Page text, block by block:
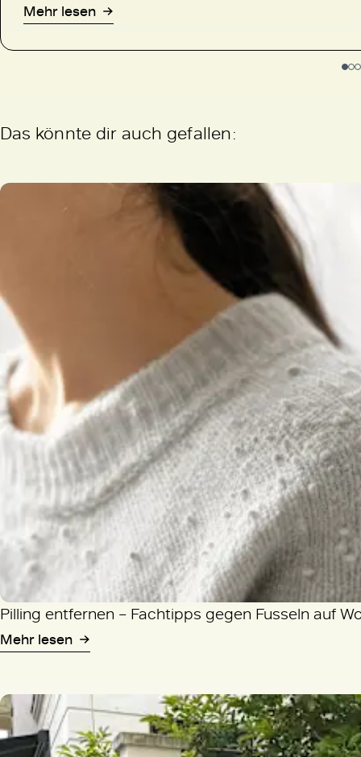
Mehr lesen
Das könnte dir auch gefallen:
Pilling entfernen – Fachtipps gegen Fusseln auf
Mehr lesen